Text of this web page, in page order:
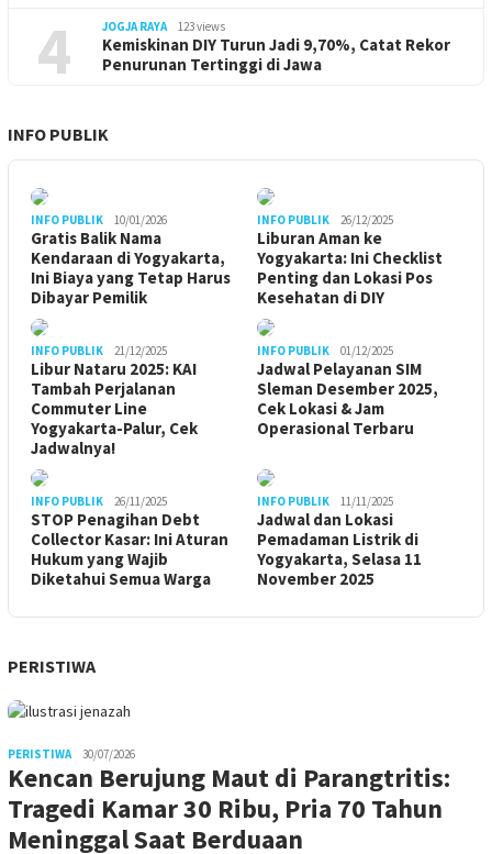
4 JOGJA RAYA 123 views
Kemiskinan DIY Turun Jadi 9,70%, Catat Rekor
Penurunan Tertinggi di Jawa
INFO PUBLIK
INFO PUBLIK 10/01/2026
Gratis Balik Nama
Kendaraan di Yogyakarta,
Ini Biaya yang Tetap Harus
Dibayar Pemilik
INFO PUBLIK 26/12/2025
Liburan Aman ke
Yogyakarta: Ini Checklist
Penting dan Lokasi Pos
Kesehatan di DIY
INFO PUBLIK 21/12/2025
Libur Nataru 2025: KAI
Tambah Perjalanan
Commuter Line
Yogyakarta-Palur, Cek
Jadwalnya!
INFO PUBLIK 01/12/2025
Jadwal Pelayanan SIM
Sleman Desember 2025,
Cek Lokasi & Jam
Operasional Terbaru
INFO PUBLIK 26/11/2025
STOP Penagihan Debt
Collector Kasar: Ini Aturan
Hukum yang Wajib
Diketahui Semua Warga
INFO PUBLIK 11/11/2025
Jadwal dan Lokasi
Pemadaman Listrik di
Yogyakarta, Selasa 11
November 2025
PERISTIWA
PERISTIWA 30/07/2026
Kencan Berujung Maut di Parangtritis:
Tragedi Kamar 30 Ribu, Pria 70 Tahun
Meninggal Saat Berduaan